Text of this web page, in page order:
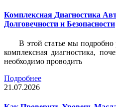
Комплексная Диагностика
Долговечности и Безопасности
В этой статье мы подробно
комплексная диагностика,
необходимо проводить
Подробнее
21.07.2026